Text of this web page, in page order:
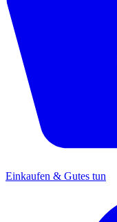
Einkaufen & Gutes tun